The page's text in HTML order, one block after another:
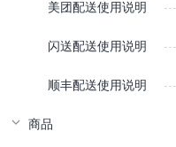
美团配送使用说明
闪送配送使用说明
顺丰配送使用说明
商品